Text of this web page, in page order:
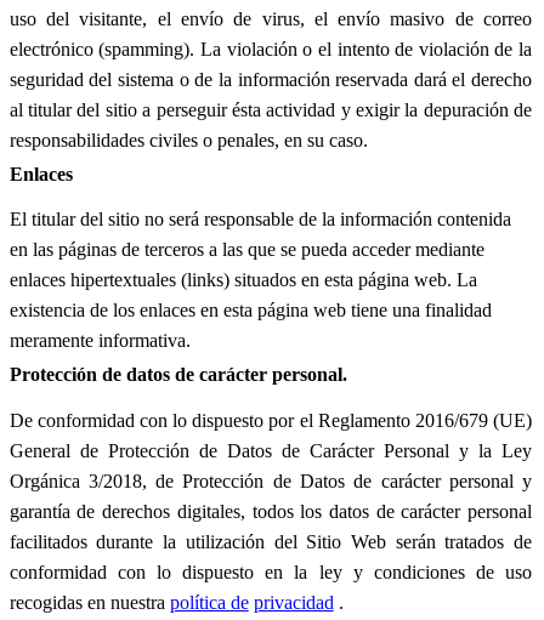
uso del visitante, el envío de virus, el envío masivo de correo
electrónico (spamming). La violación o el intento de violación de la
seguridad del sistema o de la información reservada dará el derecho
al titular del sitio a perseguir ésta actividad y exigir la depuración de
responsabilidades civiles o penales, en su caso.
Enlaces
El titular del sitio no será responsable de la información contenida
en las páginas de terceros a las que se pueda acceder mediante
enlaces hipertextuales (links) situados en esta página web. La
existencia de los enlaces en esta página web tiene una finalidad
meramente informativa.
Protección de datos de carácter personal.
De conformidad con lo dispuesto por el Reglamento 2016/679 (UE)
General de Protección de Datos de Carácter Personal y la Ley
Orgánica 3/2018, de Protección de Datos de carácter personal y
garantía de derechos digitales, todos los datos de carácter personal
facilitados durante la utilización del Sitio Web serán tratados de
conformidad con lo dispuesto en la ley y condiciones de uso
recogidas en nuestra política de privacidad .